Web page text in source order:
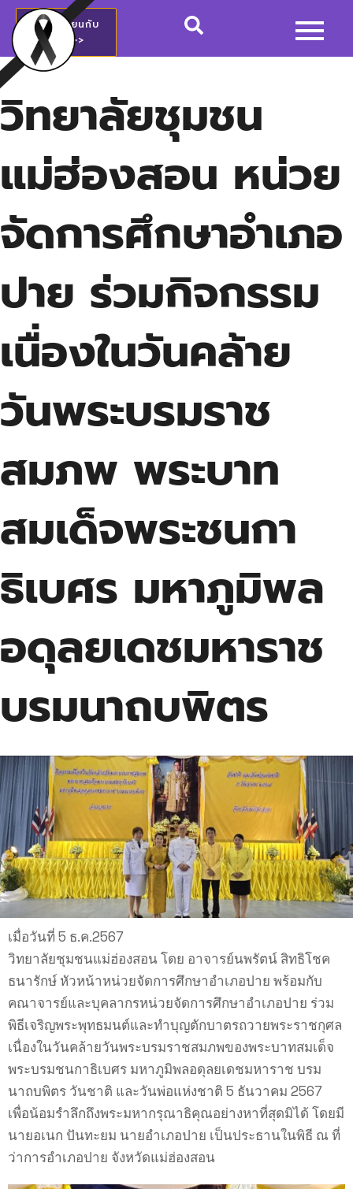
สมัครเรียนกับ
วชช.>>
วิทยาลัยชุมชน
แม่ฮ่องสอน หน่วย
จัดการศึกษาอำเภอ
ปาย ร่วมกิจกรรม
เนื่องในวันคล้าย
วันพระบรมราช
สมภพ พระบาท
สมเด็จพระชนกา
ธิเบศร มหาภูมิพล
อดุลยเดชมหาราช
บรมนาถบพิตร
เมื่อวันที่ 5 ธ.ค.2567
วิทยาลัยชุมชนแม่ฮ่องสอน โดย อาจารย์นพรัตน์ สิทธิโชค
ธนารักษ์ หัวหน้าหน่วยจัดการศึกษาอำเภอปาย พร้อมกับ
คณาจารย์และบุคลากรหน่วยจัดการศึกษาอำเภอปาย ร่วม
พิธีเจริญพระพุทธมนต์และทำบุญตักบาตรถวายพระราชกุศล
เนื่องในวันคล้ายวันพระบรมราชสมภพของพระบาทสมเด็จ
พระบรมชนกาธิเบศร มหาภูมิพลอดุลยเดชมหาราช บรม
นาถบพิตร วันชาติ และวันพ่อแห่งชาติ 5 ธันวาคม 2567
เพื่อน้อมรำลึกถึงพระมหากรุณาธิคุณอย่างหาที่สุดมิได้ โดยมี
นายอเนก ปันทะยม นายอำเภอปาย เป็นประธานในพิธี ณ ที่
ว่าการอำเภอปาย จังหวัดแม่ฮ่องสอน